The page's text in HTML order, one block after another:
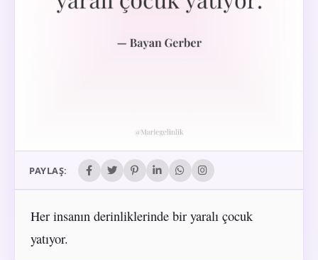
PAYLAŞ:
Her insanın derinliklerinde bir yaralı çocuk
yatıyor.